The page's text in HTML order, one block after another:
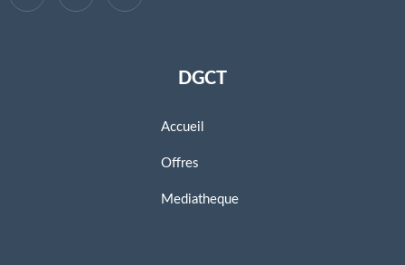
DGCT
Accueil
Offres
Mediatheque